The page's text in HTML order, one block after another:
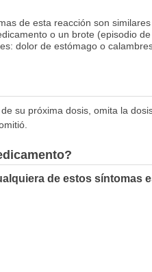
de esta reacción son
o un brote (episodio
dolor de estómago o
su próxima dosis, omita la
de estos síntomas